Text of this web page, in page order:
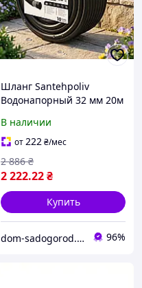
Шланг Santehpoliv
Водонапорный 32 мм 20м
для полива Италия
В наличии
от222₴/мес
2 222.22₴
2 886 ₴
Купить
dom-sadogorod.com.ua 96%